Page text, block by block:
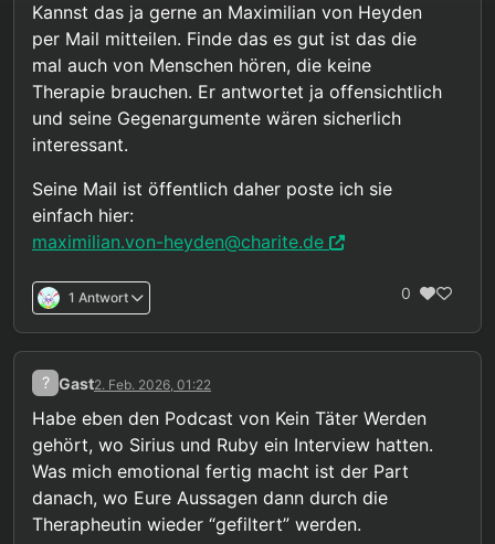
dass der Leidensdruck Betroffener gerade
künstlich dadurch aufgebaut wird, dass man
pädophilen Menschen nur aufgrund von
Vorurteilen auch für Kinder unschädliche
Möglichkeiten nimmt, sich ihre Grundbedürfnisse
zu erfüllen.
mich aber durchaus ihre Bewertung interessieren,
vor allem wie es zu bewerten ist, wenn die
Gesellschaft Pädophilen ihre Grundbedürfnisse
selbst in Zusammenhängen nimmt, die keinen
Kindern schaden. Wie ist es moralisch zu vertreten,
Menschen grundlos leiden zu lassen und ihnen
gesundheitlich zu schaden? Evidenz wäre vielleicht
Kannst das ja gerne an Maximilian von Heyden
per Mail mitteilen. Finde das es gut ist das die
mal auch von Menschen hören, die keine
Therapie brauchen. Er antwortet ja offensichtlich
und seine Gegenargumente wären sicherlich
interessant.
Seine Mail ist öffentlich daher poste ich sie
einfach hier:
maximilian.von-heyden@charite.de
1 Antwort 0
? Gast2. Feb. 2026, 01:22
Habe eben den Podcast von Kein Täter Werden
gehört, wo Sirius und Ruby ein Interview hatten.
Was mich emotional fertig macht ist der Part
danach, wo Eure Aussagen dann durch die
Therapheutin wieder “gefiltert” werden.